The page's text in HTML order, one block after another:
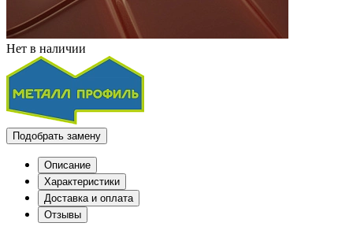
Нет в наличии
Подобрать замену
Описание
Характеристики
Доставка и оплата
Отзывы